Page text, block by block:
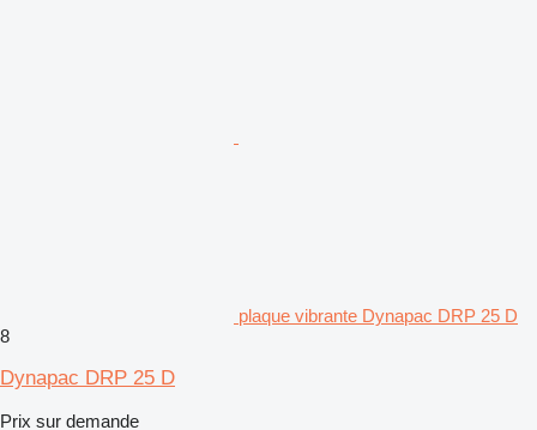
plaque vibrante Dynapac DRP 25 D
8
Dynapac DRP 25 D
Prix sur demande